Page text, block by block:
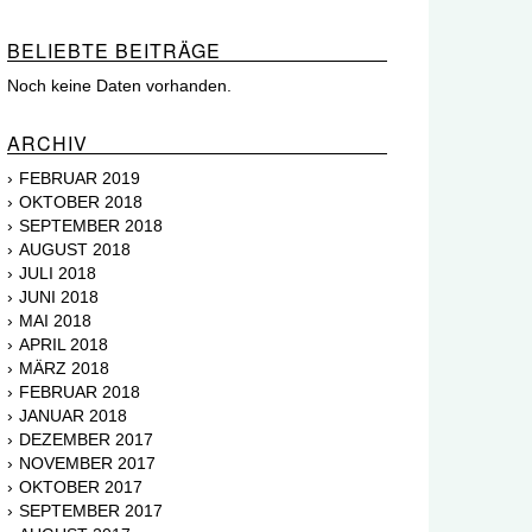
BELIEBTE BEITRÄGE
Noch keine Daten vorhanden.
ARCHIV
FEBRUAR 2019
OKTOBER 2018
SEPTEMBER 2018
AUGUST 2018
JULI 2018
JUNI 2018
MAI 2018
APRIL 2018
MÄRZ 2018
FEBRUAR 2018
JANUAR 2018
DEZEMBER 2017
NOVEMBER 2017
OKTOBER 2017
SEPTEMBER 2017